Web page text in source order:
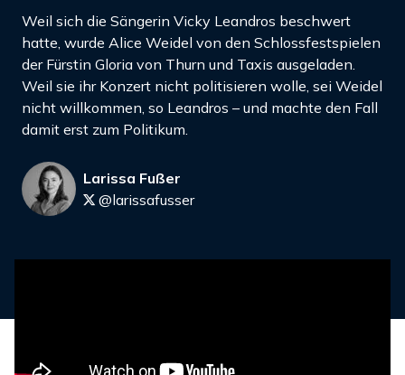
Weil sich die Sängerin Vicky Leandros beschwert
hatte, wurde Alice Weidel von den Schlossfestspielen
der Fürstin Gloria von Thurn und Taxis ausgeladen.
Weil sie ihr Konzert nicht politisieren wolle, sei Weidel
nicht willkommen, so Leandros – und machte den Fall
damit erst zum Politikum.
Larissa Fußer
@larissafusser